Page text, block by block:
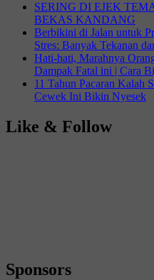
SERING DI EJEK
BEKAS KANDANG
Berbikini di Jalan untuk
Stres: Banyak Tekanan
Hati-hati, Marahnya
Dampak Fatal ini | Cara
11 Tahun Pacaran Kalah
Cewek Ini Bikin Nyesek
Like & Follow
Sponsors